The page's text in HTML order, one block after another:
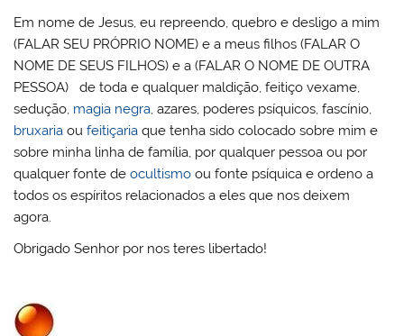
Em nome de Jesus, eu repreendo, quebro e desligo a mim
(FALAR SEU PRÓPRIO NOME) e a meus filhos (FALAR O
NOME DE SEUS FILHOS) e a (FALAR O NOME DE OUTRA
PESSOA) de toda e qualquer maldição, feitiço vexame,
sedução, magia negra, azares, poderes psíquicos, fascínio,
bruxaria oufeitiçaria que tenha sido colocado sobre mim e
sobre minha linha de família, por qualquer pessoa ou por
qualquer fonte deocultismo ou fonte psíquica e ordeno a
todos os espíritos relacionados a eles que nos deixem
agora.
Obrigado Senhor por nos teres libertado!